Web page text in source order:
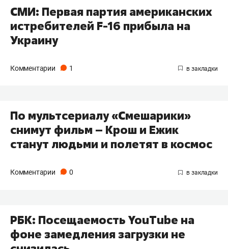
СМИ: Первая партия американских
истребителей F-16 прибыла на
Украину
Комментарии 1
По мультсериалу «Смешарики»
снимут фильм – Крош и Ежик
станут людьми и полетят в космос
Комментарии 0
РБК: Посещаемость YouTube на
фоне замедления загрузки не